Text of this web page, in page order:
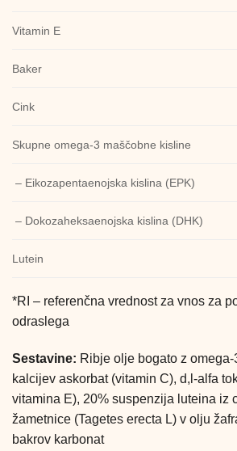
Vitamin E
Baker
Cink
Skupne omega-3 maščobne kisline
– Eikozapentaenojska kislina (EPK)
– Dokozaheksaenojska kislina (DHK)
Lutein
*RI – referenčna vrednost za vnos za
odraslega
Sestavine: Ribje olje bogato z
kalcijev askorbat (vitamin C), d,l-alfa
vitamina E), 20% suspenzija luteina iz
žametnice (Tagetes erecta L) v olju
bakrov karbonat